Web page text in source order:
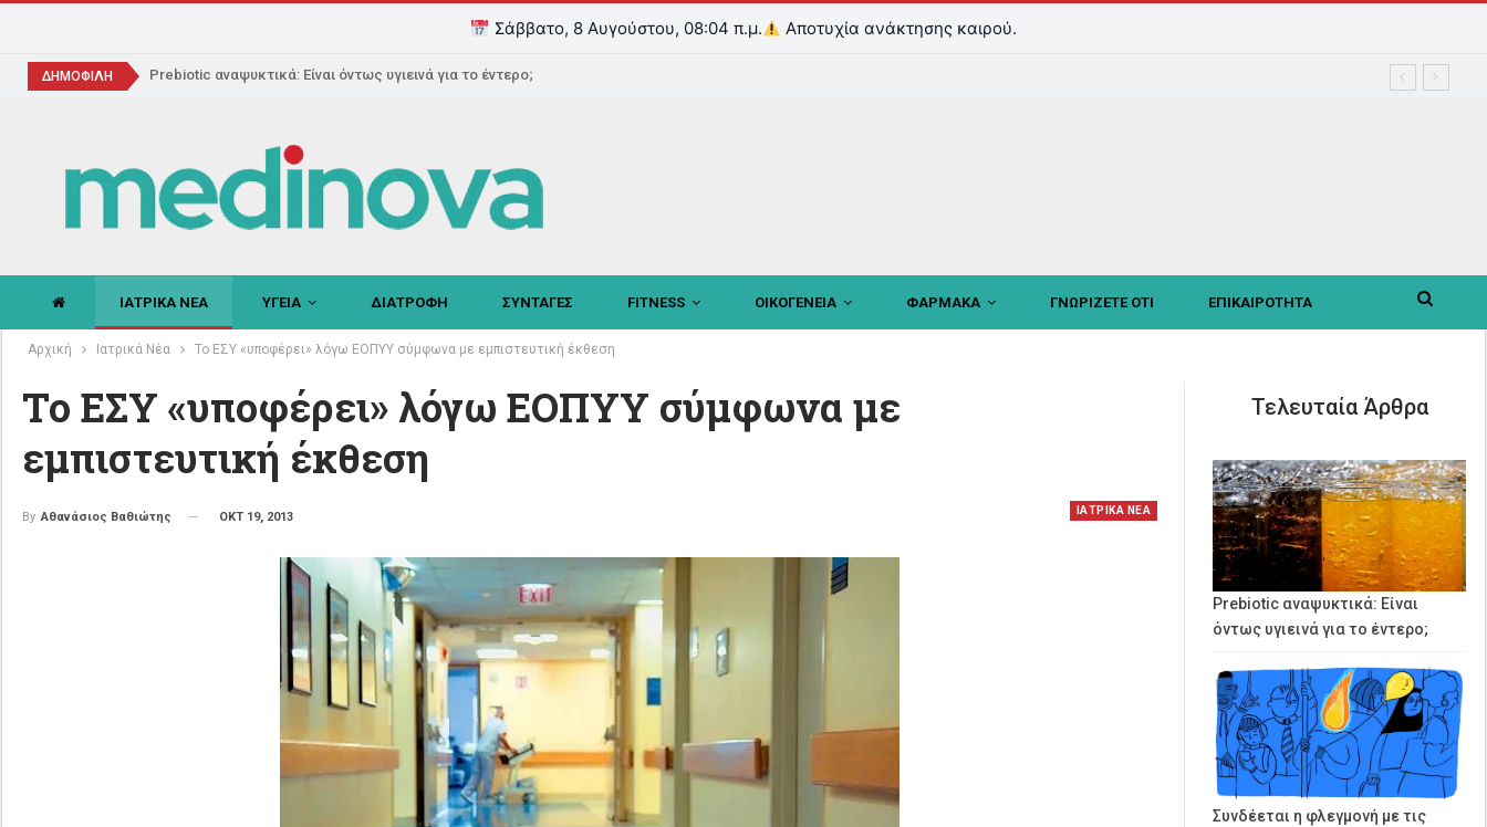
Σάββατο, 8 Αυγούστου, 08:04 π.μ. Αποτυχία ανάκτησης καιρού.
ΔΗΜΟΦΙΛΗ Prebiotic αναψυκτικά: Είναι όντως υγιεινά για το έντερο;
ΙΑΤΡΙΚΑ ΝΕΑ ΥΓΕΙΑ ΔΙΑΤΡΟΦΗ ΣΥΝΤΑΓΕΣ FITNESS ΟΙΚΟΓΕΝΕΙΑ ΦΑΡΜΑΚΑ ΓΝΩΡΙΖΕΤΕ ΟΤΙ ΕΠΙΚΑΙΡΟΤΗΤΑ
Αρχική Ιατρικά Νέα Το ΕΣΥ «υποφέρει» λόγω ΕΟΠΥΥ σύμφωνα με εμπιστευτική έκθεση
Το ΕΣΥ «υποφέρει» λόγω ΕΟΠΥΥ σύμφωνα με
εμπιστευτική έκθεση
ΙΑΤΡΙΚΑ ΝΕΑ
By Αθανάσιος Βαθιώτης ΟΚΤ 19, 2013
Τελευταία Άρθρα
Prebiotic αναψυκτικά: Είναι
όντως υγιεινά για το έντερο;
Συνδέεται η φλεγμονή με τις